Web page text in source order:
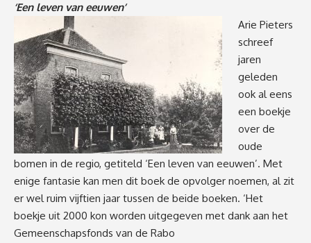
‘Een leven van eeuwen’
Arie Pieters
schreef
jaren
geleden
ook al eens
een boekje
over de
oude
bomen in de regio, getiteld ‘Een leven van eeuwen’. Met
enige fantasie kan men dit boek de opvolger noemen, al zit
er wel ruim vijftien jaar tussen de beide boeken. ‘Het
boekje uit 2000 kon worden uitgegeven met dank aan het
Gemeenschapsfonds van de Rabo